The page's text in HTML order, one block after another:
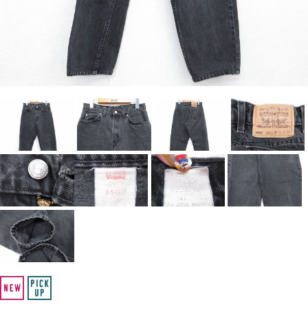
Tシャツ USA製 映画 ミリタリー 4 スターウォーズ
ラルフローレン
Search by Brand ブランドから探す
ラルフ ローレン ザ・ノース・フェイ
ス
チャンピオン
パタゴニア
カーハート ディッキーズ
アディダス
リーバイス
ア行